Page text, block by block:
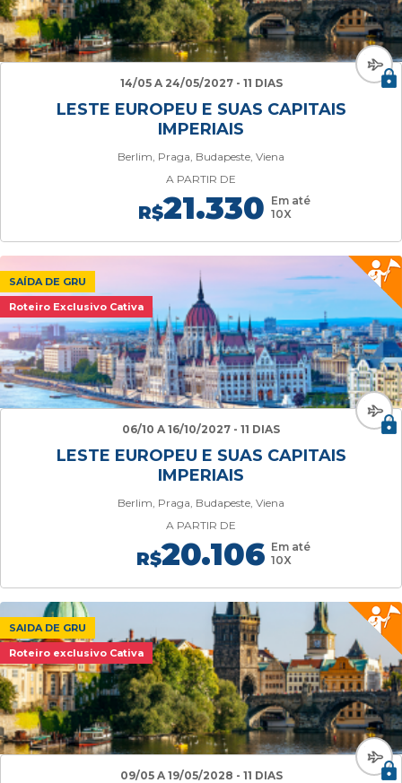
14/05 A 24/05/2027 - 11 DIAS
LESTE EUROPEU E SUAS CAPITAIS
IMPERIAIS
Berlim, Praga, Budapeste, Viena
A PARTIR DE
R$21.330 Em até
10X
SAÍDA DE GRU
Roteiro Exclusivo Cativa
06/10 A 16/10/2027 - 11 DIAS
LESTE EUROPEU E SUAS CAPITAIS
IMPERIAIS
Berlim, Praga, Budapeste, Viena
A PARTIR DE
R$20.106 Em até
10X
SAIDA DE GRU
Roteiro exclusivo Cativa
09/05 A 19/05/2028 - 11 DIAS